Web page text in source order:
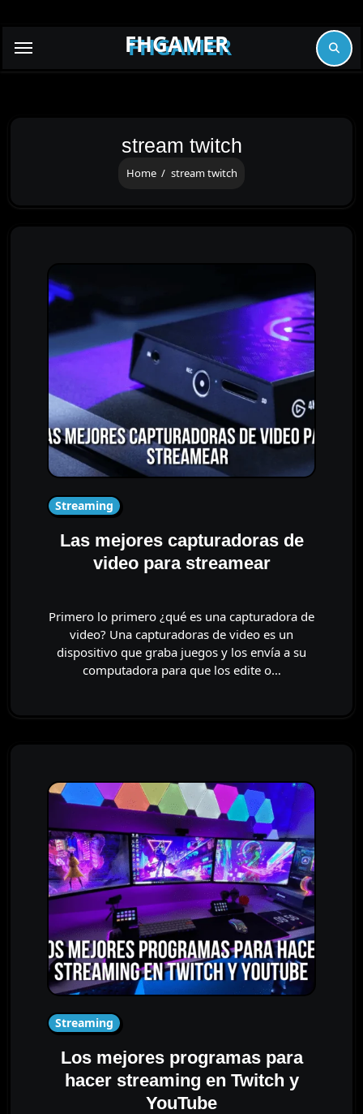
FHGAMER
stream twitch
Home stream twitch
Streaming
Las mejores capturadoras de
video para streamear
Primero lo primero ¿qué es una capturadora de
video? Una capturadoras de video es un
dispositivo que graba juegos y los envía a su
computadora para que los edite o…
Streaming
Los mejores programas para
hacer streaming en Twitch y
YouTube